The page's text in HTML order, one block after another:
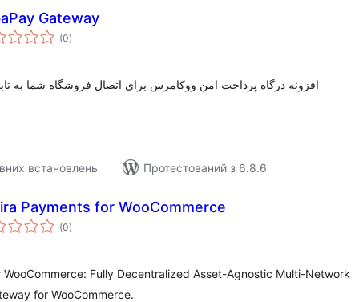
Gateway
(0загальний
рейтинг
)
افزونه درگاه پرداخت امن ووکامرس برای اتصال فروشگاه شما به
встановлень
Протестований з 6.8.6
Payments for WooCommerce
(0загальний
рейтинг
)
Fully Decentralized Asset-Agnostic Multi-Network
for WooCommerce.